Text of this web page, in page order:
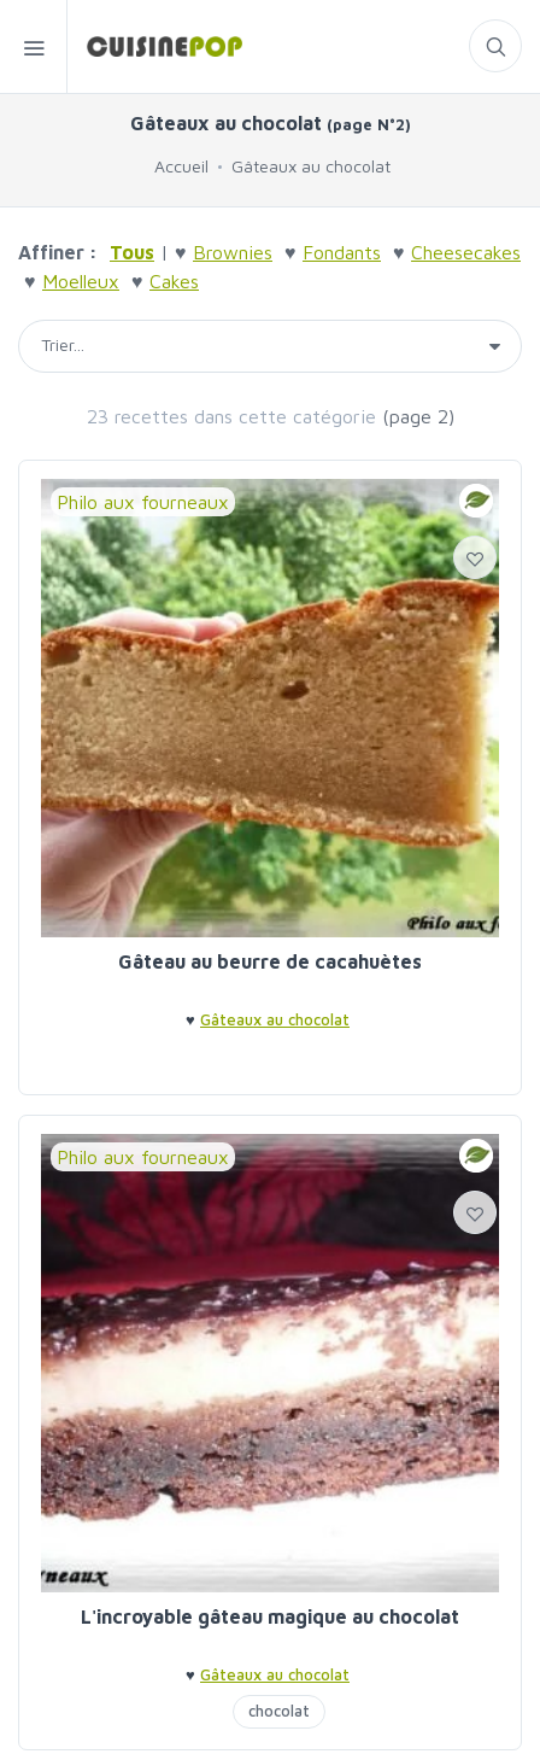
Gâteaux au chocolat (page N°2)
Accueil Gâteaux au chocolat
Affiner : Tous | ♥ Brownies ♥ Fondants ♥ Cheesecakes
♥ Moelleux ♥ Cakes
23 recettes dans cette catégorie (page 2)
Philo aux fourneaux
Gâteau au beurre de cacahuètes
♥ Gâteaux au chocolat
Philo aux fourneaux
L'incroyable gâteau magique au chocolat
♥ Gâteaux au chocolat
chocolat